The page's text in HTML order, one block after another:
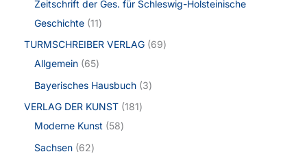
Zeitschrift der Ges. für Schleswig-Holsteinische
Geschichte 11
TURMSCHREIBER VERLAG 69
Allgemein 65
Bayerisches Hausbuch 3
VERLAG DER KUNST 181
Moderne Kunst
58
Sachsen 62